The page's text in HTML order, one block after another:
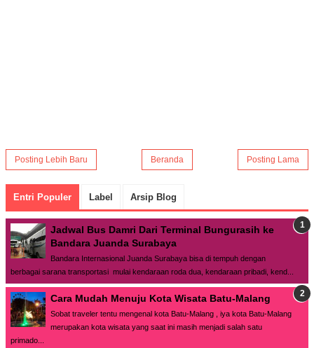
Posting Lebih Baru Posting Lama
Beranda
Entri Populer Label Arsip Blog
Jadwal Bus Damri Dari Terminal Bungurasih ke
Bandara Juanda Surabaya
Bandara Internasional Juanda Surabaya bisa di tempuh dengan
berbagai sarana transportasi mulai kendaraan roda dua, kendaraan pribadi, kend...
Cara Mudah Menuju Kota Wisata Batu-Malang
Sobat traveler tentu mengenal kota Batu-Malang , iya kota Batu-Malang
merupakan kota wisata yang saat ini masih menjadi salah satu
primado...